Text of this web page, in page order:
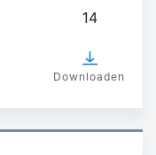
14
Downloaden